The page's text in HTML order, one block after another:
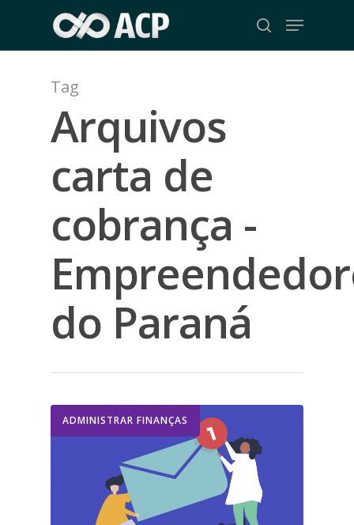
main
search
Menu
Tag
Arquivos
carta de
cobrança -
do Paraná
ADMINISTRAR FINANÇAS
Close